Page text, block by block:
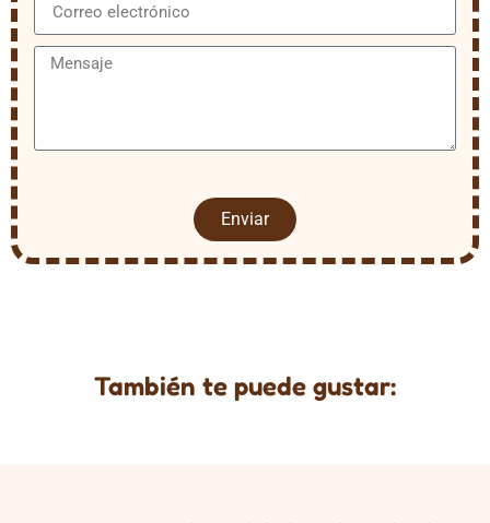
Enviar
También te puede gustar: